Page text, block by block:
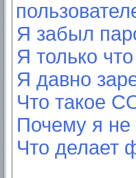
Я забыл
Я только
Я давно
Что такое
Почему я не
Что делает